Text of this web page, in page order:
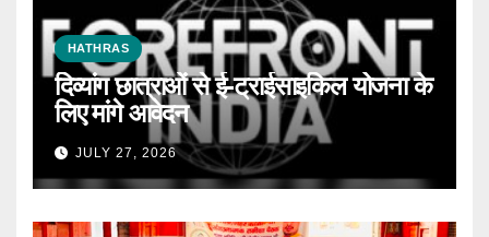
HATHRAS
दिव्यांग छात्राओं से ई-ट्राईसाइकिल योजना के
लिए मांगे आवेदन
JULY 27, 2026